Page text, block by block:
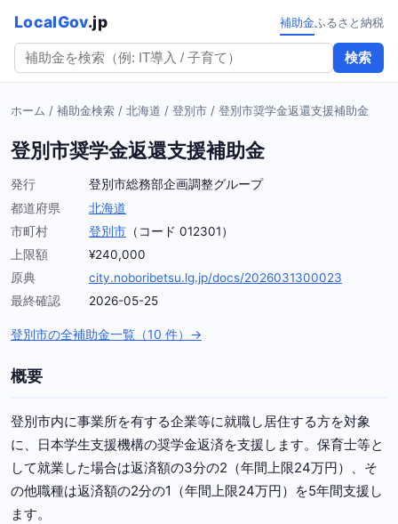
LocalGov.jp
検索
補助金ふるさと納税
ホーム / 補助金検索 / 北海道 / 登別市 / 登別市奨学金返還支援補助金
登別市奨学金返還支援補助金
発行
登別市総務部企画調整グループ
都道府県
北海道
市町村
登別市 （コード 012301）
上限額
¥240,000
原典
city.noboribetsu.lg.jp/docs/2026031300023
最終確認
2026-05-25
登別市の全補助金一覧（10 件）→
概要
登別市内に事業所を有する企業等に就職し居住する方を対象
に、日本学生支援機構の奨学金返済を支援します。保育士等と
して就業した場合は返済額の3分の2（年間上限24万円）、そ
の他職種は返済額の2分の1（年間上限24万円）を5年間支援し
ます。